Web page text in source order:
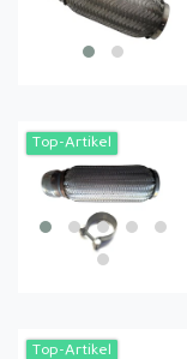
Top-Artikel
Top-Artikel